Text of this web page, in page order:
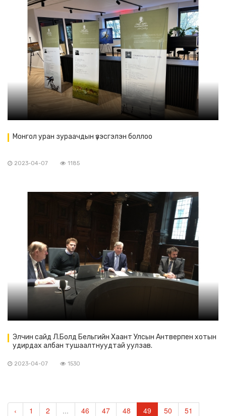
Монгол уран зураачдын үзэсгэлэн боллоо
2023-04-07 1185
Элчин сайд Л.Болд Бельгийн Хаант Улсын Антверпен хотын
удирдах албан тушаалтнуудтай уулзав.
2023-04-07 1530
‹ 1 2 ... 46 47 48 49 50
51